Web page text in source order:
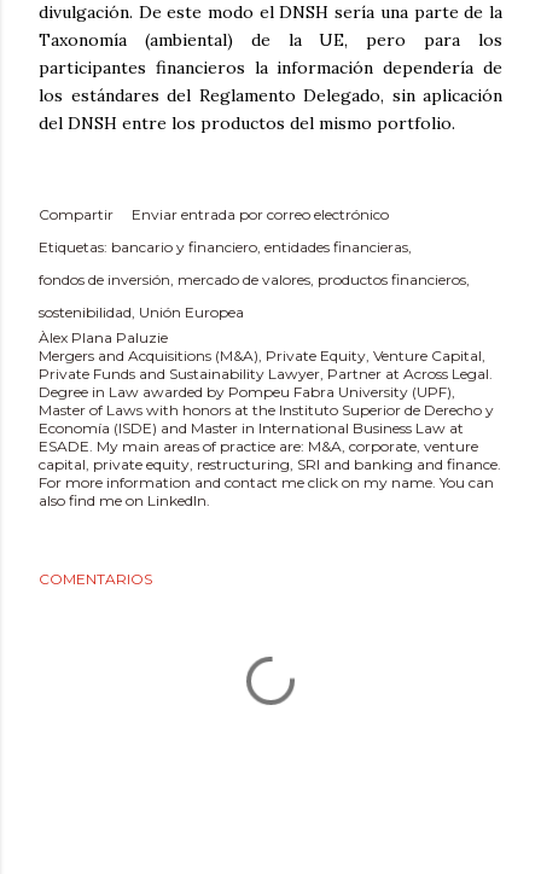
divulgación. De este modo el DNSH sería una parte de la
Taxonomía (ambiental) de la UE, pero para los
participantes financieros la información dependería de
los estándares del Reglamento Delegado, sin aplicación
del DNSH entre los productos del mismo portfolio.
Compartir
Enviar entrada por correo electrónico
Etiquetas: bancario y financiero entidades financieras
fondos de inversión mercado de valores productos financieros
sostenibilidad Unión Europea
Àlex Plana Paluzie
Mergers and Acquisitions (M&A), Private Equity, Venture Capital,
Private Funds and Sustainability Lawyer, Partner at Across Legal.
Degree in Law awarded by Pompeu Fabra University (UPF),
Master of Laws with honors at the Instituto Superior de Derecho y
Economía (ISDE) and Master in International Business Law at
ESADE. My main areas of practice are: M&A, corporate, venture
capital, private equity, restructuring, SRI and banking and finance.
For more information and contact me click on my name. You can
also find me on LinkedIn.
COMENTARIOS